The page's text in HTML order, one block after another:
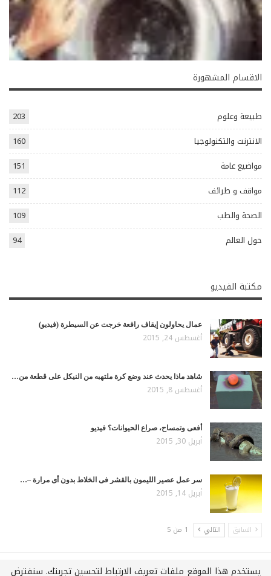
الاقسام المشهورة
طبيعة وعلوم
203
الانترنت والتكنولوجيا
160
مواضيع عامة
151
مواقف و طرائف
112
الصحة والطب
109
حول العالم
94
مكتبة الفيديو
عمال يحاولون إيقاف رافعة خرجت عن السيطرة (فيديو)
أغسطس 24, 2015
شاهد ماذا يحدث عند وضع كرة ملتهبه من النيكل على قطعة من…
أغسطس 8, 2015
أفعى وتمساح، صراع الحيوانات؟ فيديو
أبريل 30, 2015
سر عمل عصير الليمون بالقشر فى الخلاط بدون أى مرارة –…
أبريل 14, 2015
السابق التالي 1 من 5
يستخدم هذا الموقع ملفات تعريف الارتباط لتحسين تجربتك. سنفترض